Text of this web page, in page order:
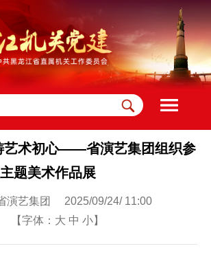
艺术初心——省演艺集团组织参
题美术作品展
演艺集团 2025/09/24/ 11:00
【字体： 大 中 小】